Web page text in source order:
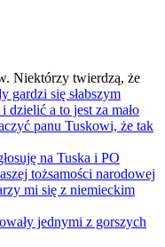
Niektórzy twierdzą, że
gardzi się słabszym
dzielić a to jest za mało
panu Tuskowi, że tak
na Tuska i PO
tożsamości narodowej
mi się z niemieckim
jednymi z gorszych